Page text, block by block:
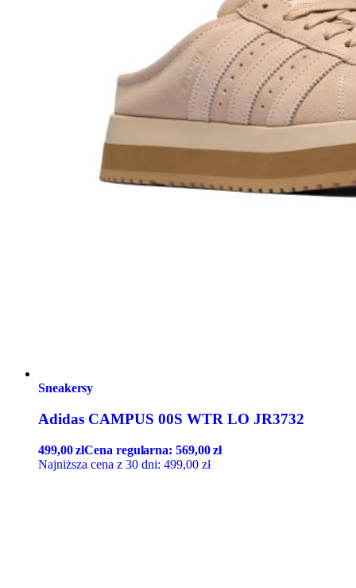
Sneakersy
Adidas CAMPUS 00S WTR LO JR3732
499,00złCena regularna:569,00zł
Najniższa cena z 30 dni: 499,00 zł